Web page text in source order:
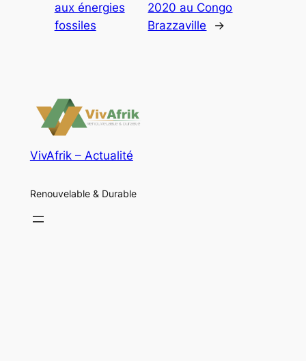
aux énergies
fossiles
2020 au Congo
Brazzaville
→
VivAfrik – Actualité
Renouvelable & Durable